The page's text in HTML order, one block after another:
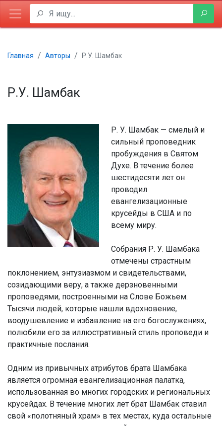
Главная Авторы Р.У. Шамбак
Р.У. Шамбак
Р. У. Шамбак — смелый и
сильный проповедник
пробуждения в Святом
Духе. В течение более
шестидесяти лет он
проводил
евангелизационные
крусейды в США и по
всему миру.
Собрания Р. У. Шамбака
отмечены страстным
поклонением, энтузиазмом и свидетельствами,
созидающими веру, а также дерзновенными
проповедями, построенными на Слове Божьем.
Тысячи людей, которые нашли вдохновение,
воодушевление и избавление на его богослужениях,
полюбили его за иллюстративный стиль проповеди и
практичные послания.
Одним из привычных атрибутов брата Шамбака
является огромная евангелизационная палатка,
использованная во многих городских и региональных
крусейдах. В течение многих лет брат Шамбак ставил
свой «полотняный храм» в тех местах, куда остальные